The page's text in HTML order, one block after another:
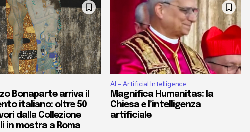
Bonaparte arriva il
italiano: oltre 50
dalla Collezione
in mostra a Roma
AI - Artificial Intelligence
Magnifica Humanitas: la
Chiesa e l’intelligenza
artificiale